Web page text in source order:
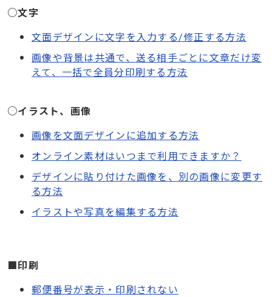
○文字
文面デザインに文字を入力する/修正する方法
画像や背景は共通で、送る相手ごとに文章だけ変
えて、一括で全員分印刷する方法
○イラスト、画像
画像を文面デザインに追加する方法
オンライン素材はいつまで利用できますか？
デザインに貼り付けた画像を、別の画像に変更す
る方法
イラストや写真を編集する方法
■印刷
郵便番号が表示・印刷されない